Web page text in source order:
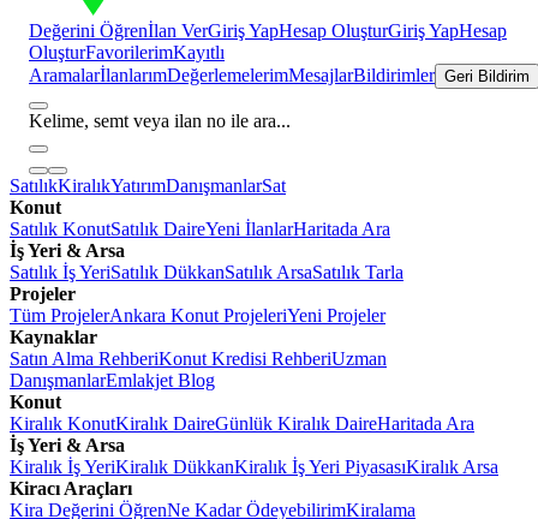
Değerini Öğrenİlan VerGiriş YapHesap OluşturGiriş YapHesap
OluşturFavorilerimKayıtlı
AramalarİlanlarımDeğerlemelerimMesajlarBildirimler Geri Bildirim
Kelime, semt veya ilan no ile ara...
SatılıkKiralıkYatırımDanışmanlarSat
Konut
Satılık KonutSatılık DaireYeni İlanlarHaritada Ara
İş Yeri & Arsa
Satılık İş YeriSatılık DükkanSatılık ArsaSatılık Tarla
Projeler
Tüm ProjelerAnkara Konut ProjeleriYeni Projeler
Kaynaklar
Satın Alma RehberiKonut Kredisi RehberiUzman
DanışmanlarEmlakjet Blog
Konut
Kiralık KonutKiralık DaireGünlük Kiralık DaireHaritada Ara
İş Yeri & Arsa
Kiralık İş YeriKiralık DükkanKiralık İş Yeri PiyasasıKiralık Arsa
Kiracı Araçları
Kira Değerini ÖğrenNe Kadar ÖdeyebilirimKiralama